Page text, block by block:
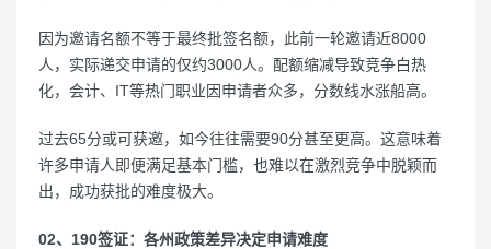
因为邀请名额不等于最终批签名额，此前一轮邀请近8000
人，实际递交申请的仅约3000人。配额缩减导致竞争白热
化，会计、IT等热门职业因申请者众多，分数线水涨船高。
过去65分或可获邀，如今往往需要90分甚至更高。这意味着
许多申请人即便满足基本门槛，也难以在激烈竞争中脱颖而
出，成功获批的难度极大。
02、190签证：各州政策差异决定申请难度